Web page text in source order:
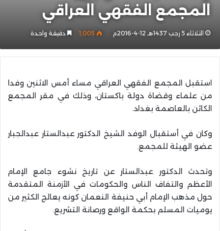
المجمع الفقهي العراقي
الثلاثاء 5 رجب 1437هـ 12-4-2016م 1٬005 دقيقة واحدة
استقبل المجمع الفقهي العراقي مساء أمس الاثنين وفدا
من علماء وقضاة دولة باكستان، وذلك في مقر المجمع
الكائن بالعاصمة بغداد.
وكان في أستقبال الوفد الشيخ الدكتور عبدالستار عبدالجبار
عضو الهيئة للمجمع.
وتحدث الدكتور عبدالستار عن تاريخ نشوء جامع الإمام
الأعظم والتفاف الناس والحكومات في الأزمنة المتقدمة
حول مذهب الإمام أبي حنيفة النعمان كونه يعالج الكثير من
يوميات المسلم بحكمة الواقع ورصانة التشريع.